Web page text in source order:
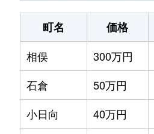
町名 価格
相俣
300万円
石倉
50万円
小日向
40万円